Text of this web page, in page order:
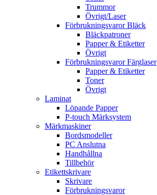
Trummor
Övrigt/Laser
Förbrukningsvaror Bläck
Bläckpatroner
Papper & Etiketter
Övrigt
Förbrukningsvaror Färglaser
Papper & Etiketter
Toner
Övrigt
Laminat
Löpande Papper
P-touch Märksystem
Märkmaskiner
Bordsmodeller
PC Anslutna
Handhållna
Tillbehör
Etikettskrivare
Skrivare
Förbrukningsvaror